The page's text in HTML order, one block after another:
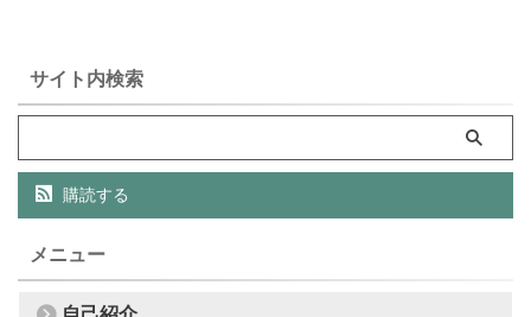
サイト内検索
購読する
メニュー